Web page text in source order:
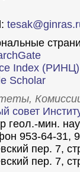
Index (РИНЦ)
Scholar
совет
геол.-мин.
953-64-31,
пер. 7,
пер. 7,